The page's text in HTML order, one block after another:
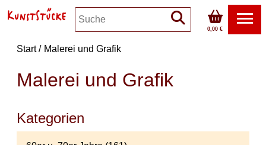
0,00 €
Start Malerei und Grafik
Malerei und Grafik
Kategorien